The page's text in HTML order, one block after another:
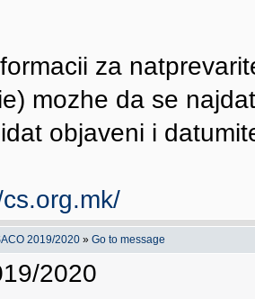
za
mozhe da se
objaveni i
2019/2020 » Go to message
2020